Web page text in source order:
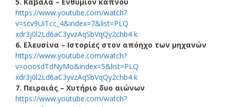
5. Καβάλα – Ενθύμιον καπνού
https://www.youtube.com/watch?
v=scv9UiTcc_4&index=7&list=PLQ
xdr3j0l2Ld6aC3yvzAqSbVqQy2chb4 k
6. Ελευσίνα – Ιστορίες στον απόηχο των μηχανών
https://www.youtube.com/watch?
v=ooosdTdNyMo&index=5&list=PLQ
xdr3j0l2Ld6aC3yvzAqSbVqQy2chb4 k
7. Πειραιάς – Χυτήριο δυο αιώνων
https://www.youtube.com/watch?